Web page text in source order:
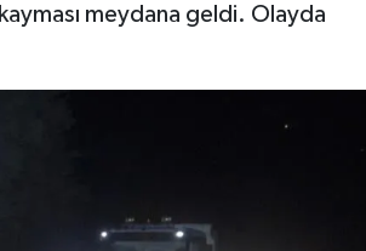
meydana geldi. Olayda